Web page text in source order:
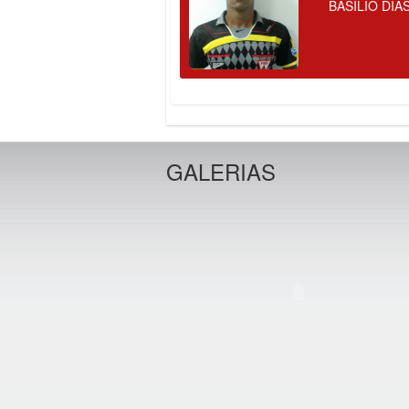
BASILIO
GALERIAS